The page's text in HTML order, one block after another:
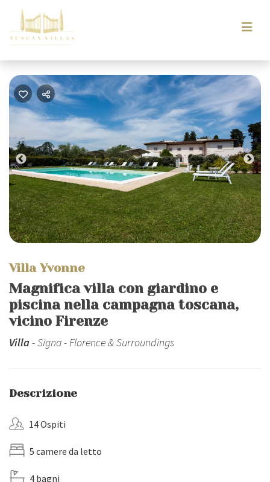
Previous
Villa Yvonne
Magnifica villa con giardino e
piscina nella campagna toscana,
vicino Firenze
Villa- Signa - Florence & Surroundings
Descrizione
14 Ospiti
5 camere da letto
4 bagni